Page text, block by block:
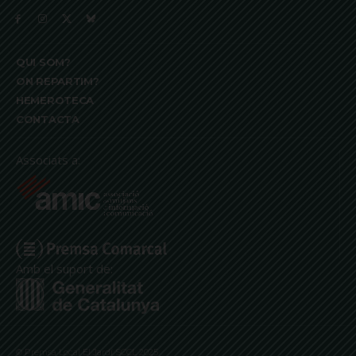
QUI SOM?
ON REPARTIM?
HEMEROTECA
CONTACTA
Associats a:
Amb el suport de:
© Premsa Local El Jardí SCCL 2025